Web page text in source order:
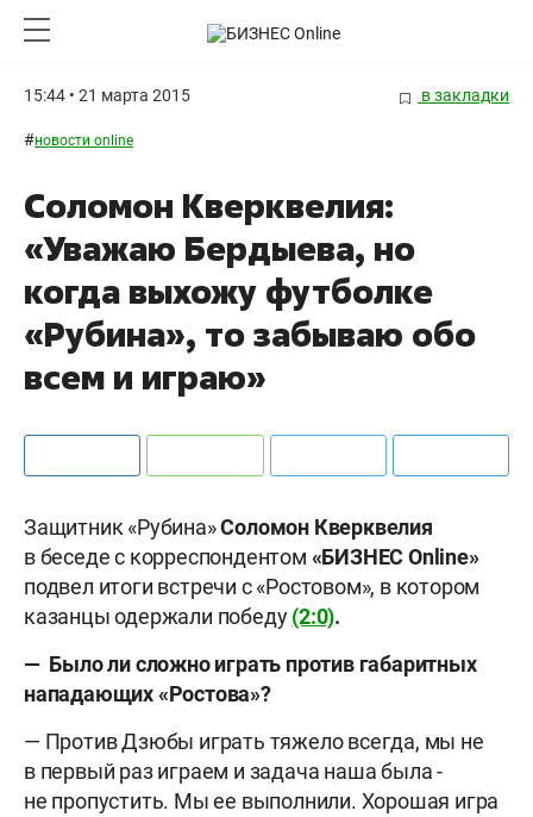
15:44 • 21 марта 2015 в закладки
#новости online
Соломон Кверквелия:
«Уважаю Бердыева, но
когда выхожу футболке
«Рубина», то забываю обо
всем и играю»
Защитник «Рубина»Соломон Кверквелия
в беседе с корреспондентом «БИЗНЕСOnline»
подвел итоги встречи с «Ростовом», в котором
казанцы одержали победу (2:0).
— Было ли сложно играть против габаритных
нападающих «Ростова»?
— Против Дзюбы играть тяжело всегда, мы не
в первый раз играем и задача наша была -
не пропустить. Мы ее выполнили. Хорошая игра